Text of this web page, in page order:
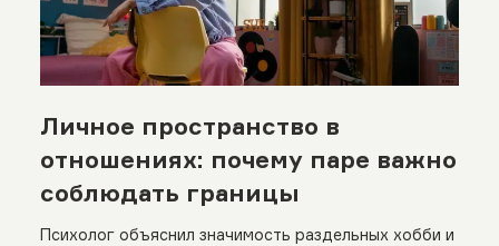
Личное пространство в
отношениях: почему паре важно
соблюдать границы
Психолог объяснил значимость раздельных хобби и